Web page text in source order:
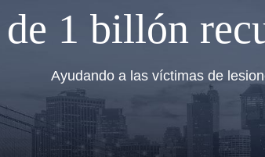
1 billón
Ayudando a las víctimas de